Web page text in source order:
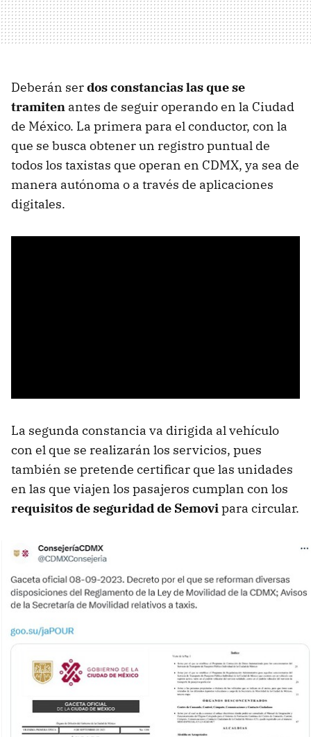
Deberán serdos constancias las que se
tramiten antes de seguir operando en la Ciudad
de México. La primera para el conductor, con la
que se busca obtener un registro puntual de
todos los taxistas que operan en CDMX, ya sea de
manera autónoma o a través de aplicaciones
digitales.
La segunda constancia va dirigida al vehículo
con el que se realizarán los servicios, pues
también se pretende certificar que las unidades
en las que viajen los pasajeros cumplan con los
requisitos de seguridad de Semovipara circular.